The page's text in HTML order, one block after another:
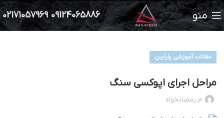
منو 09124065886
02171057969
مقالات آموزشی پارابین
مراحل اجرای اپوکسی سنگ
م رمضانخواه